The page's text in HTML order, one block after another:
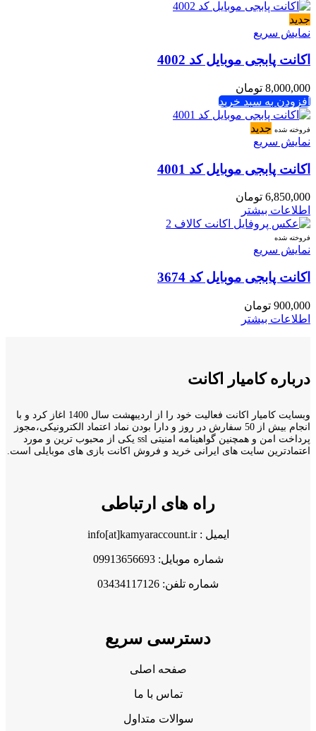
جدید
نمایش سریع
اکانت پابجی موبایل کد 4002
8,000,000 تومان
افزودن به سبد خرید
فروخته شده جدید
نمایش سریع
اکانت پابجی موبایل کد 4001
6,850,000 تومان
اطلاعات بیشتر
فروخته شده
نمایش سریع
اکانت پابجی موبایل کد 3674
900,000 تومان
اطلاعات بیشتر
درباره کامیار اکانت
وبسایت کامیار اکانت فعالیت خود را از اردیبهشت سال 1400 اغاز کرد و با
انجام بیش از 50 سفارش در روز و دارا بودن نماد اعتماد الکترونیکی،مجوز
پرداخت امن و همچنین گواهینامه امنیتی ssl یکی از محبوب ترین و مورد
اعتمادترین سایت های ایرانی خرید و فروش اکانت بازی های موبایلی است.
راه های ارتباطی
ایمیل : info[at]kamyaraccount.ir
شماره موبایل: 09913656693
شماره تلفن: 03434117126
دسترسی سریع
صفحه اصلی
تماس با ما
سوالات متداول